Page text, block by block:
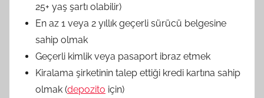
25+ yaş şartı olabilir)
En az 1 veya 2 yıllık geçerli sürücü belgesine
sahip olmak
Geçerli kimlik veya pasaport ibraz etmek
Kiralama şirketinin talep ettiği kredi kartına sahip
olmak (depozito için)